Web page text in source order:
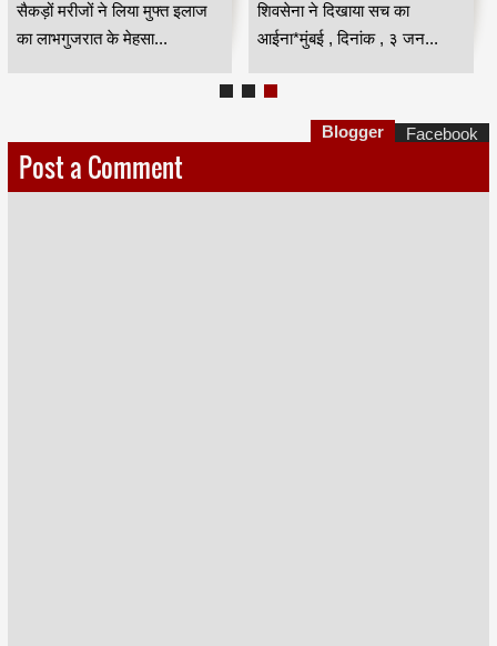
सैकड़ों मरीजों ने लिया मुफ्त इलाज
का लाभगुजरात के मेहसा...
शिवसेना ने दिखाया सच का
आईना*मुंबई , दिनांक , ३ जन...
Post a Comment
Blogger Facebook